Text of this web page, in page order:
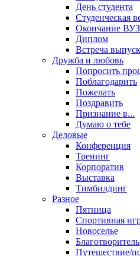
День студента
Студенческая
Окончание
Диплом
Встреча
Дружба и любовь
Попросить
Поблагодарить
Пожелать
Поздравить
Признание в...
Думаю о тебе
Деловые
Конференция
Тренинг
Корпоратив
Выставка
Тимбилдинг
Разное
Пятница
Спортивная
Новоселье
Путешествие/